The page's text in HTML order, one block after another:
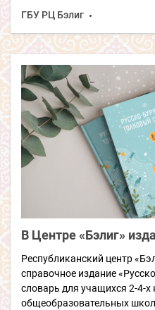
ГБУ РЦ Бэлиг
В Центре «Бэлиг»
Республиканский центр
справочное издание
словарь для учащихся 2-4-х
общеобразовательных